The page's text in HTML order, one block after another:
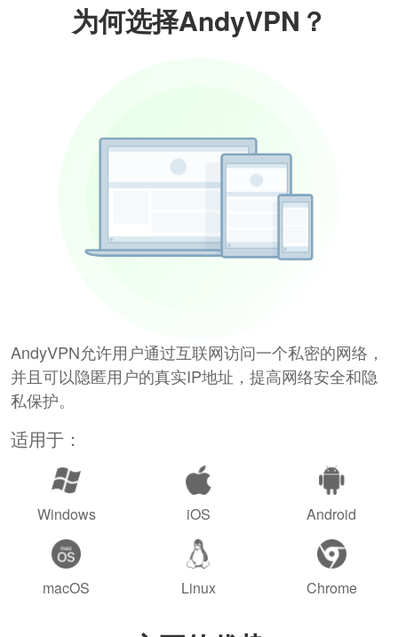
为何选择AndyVPN？
AndyVPN允许用户通过互联网访问一个私密的网络，
并且可以隐匿用户的真实IP地址，提高网络安全和隐
私保护。
适用于：
Windows iOS Android
macOS Linux Chrome